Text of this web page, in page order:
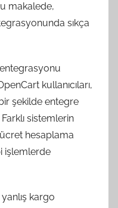
makalede,
sıkça
kullanıcıları,
şekilde entegre
sistemlerin
hesaplama
işlemlerde
kargo